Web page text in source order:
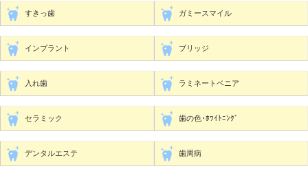
すきっ歯 ガミースマイル
インプラント ブリッジ
入れ歯 ラミネートベニア
セラミック 歯の色･ﾎﾜｲﾄﾆﾝｸﾞ
デンタルエステ 歯周病